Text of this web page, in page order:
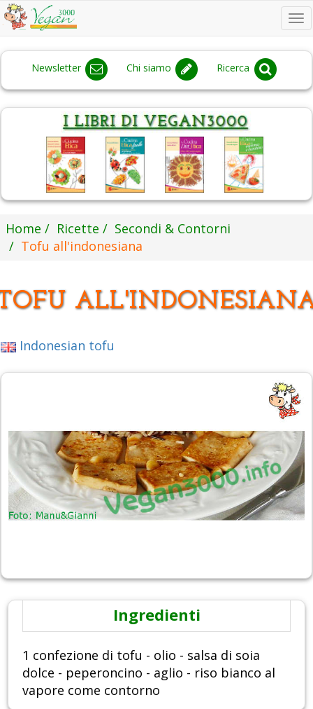
Newsletter Chi siamo Ricerca
Home Ricette
Secondi & Contorni
Tofu all'indonesiana
Indonesian tofu
Ingredienti
1 confezione di tofu - olio - salsa di soia
dolce - peperoncino - aglio - riso bianco al
vapore come contorno